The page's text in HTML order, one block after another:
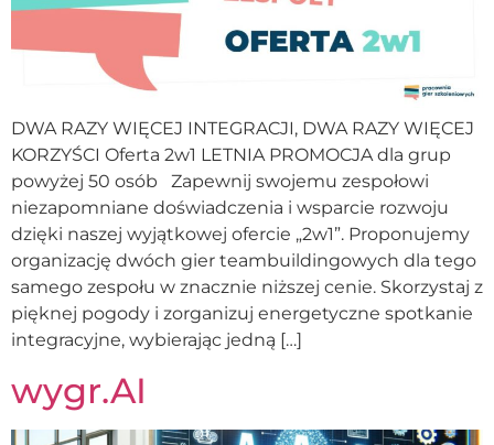
DWA RAZY WIĘCEJ INTEGRACJI, DWA RAZY WIĘCEJ
KORZYŚCI Oferta 2w1 LETNIA PROMOCJA dla grup
powyżej 50 osób Zapewnij swojemu zespołowi
niezapomniane doświadczenia i wsparcie rozwoju
dzięki naszej wyjątkowej ofercie „2w1”. Proponujemy
organizację dwóch gier teambuildingowych dla tego
samego zespołu w znacznie niższej cenie. Skorzystaj z
pięknej pogody i zorganizuj energetyczne spotkanie
integracyjne, wybierając jedną […]
wygr.AI